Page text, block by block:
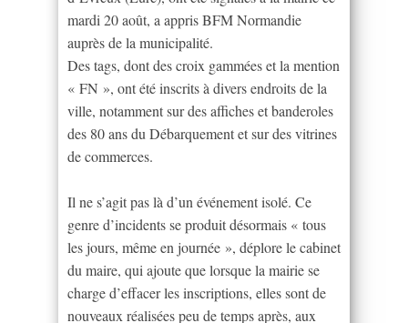
mardi 20 août, a appris BFM Normandie
auprès de la municipalité.
Des tags, dont des croix gammées et la mention
« FN », ont été inscrits à divers endroits de la
ville, notamment sur des affiches et banderoles
des 80 ans du Débarquement et sur des vitrines
de commerces.
Il ne s’agit pas là d’un événement isolé. Ce
genre d’incidents se produit désormais « tous
les jours, même en journée », déplore le cabinet
du maire, qui ajoute que lorsque la mairie se
charge d’effacer les inscriptions, elles sont de
nouveaux réalisées peu de temps après, aux